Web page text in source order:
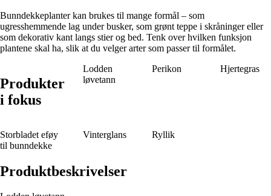
Bunndekkeplanter kan brukes til mange formål – som
ugresshemmende lag under busker, som grønt teppe i skråninger eller
som dekorativ kant langs stier og bed. Tenk over hvilken funksjon
plantene skal ha, slik at du velger arter som passer til formålet.
Produkter
i fokus
Lodden
løvetann
Perikon Hjertegras
Storbladet eføy
til bunndekke
Vinterglans Ryllik
Produktbeskrivelser